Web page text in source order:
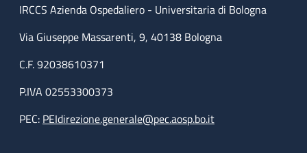
IRCCS Azienda Ospedaliero - Universitaria di Bologna
Via Giuseppe Massarenti, 9, 40138 Bologna
C.F. 92038610371
P.IVA 02553300373
PEC: PEIdirezione.generale@pec.aosp.bo.it